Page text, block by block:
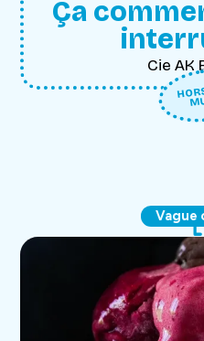
Ça
Cie AK
Vague